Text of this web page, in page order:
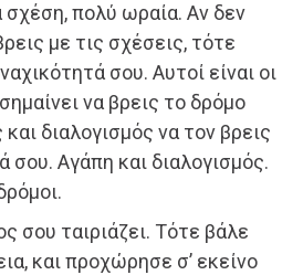
σχέση, πολύ ωραία. Αν δεν
με τις σχέσεις, τότε
σου. Αυτοί είναι οι
να βρεις το δρόμο
διαλογισμός να τον βρεις
σου. Αγάπη και διαλογισμός.
σου ταιριάζει. Τότε βάλε
και προχώρησε σ’ εκείνο